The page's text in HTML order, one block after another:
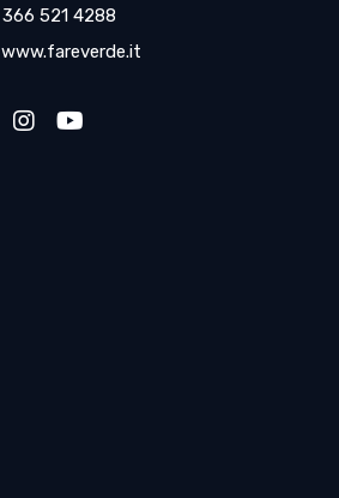
366 521 4288
www.fareverde.it